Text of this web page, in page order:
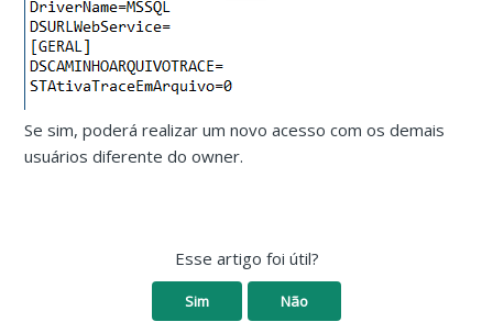
Se sim, poderá realizar um novo acesso com os demais
usuários diferente do owner.
Esse artigo foi útil?
Sim Não